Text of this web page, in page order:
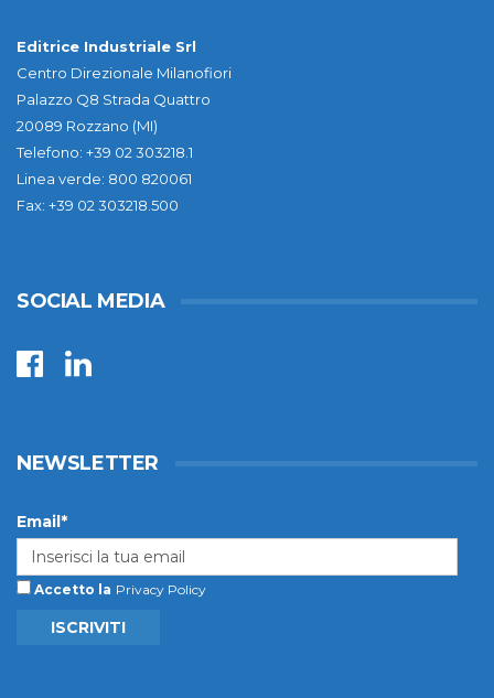
Editrice Industriale Srl
Centro Direzionale Milanofiori
Palazzo Q8 Strada Quattro
20089 Rozzano (MI)
Telefono: +39 02 303218.1
Linea verde: 800 820061
Fax: +39 02 303218.500
SOCIAL MEDIA
NEWSLETTER
Email*
Accetto la Privacy Policy
ISCRIVITI